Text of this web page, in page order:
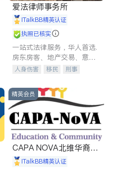
爱法律师事务所
iTalkBB精英认证
执照已核实
一站式法律服务，华人首选.
房东房客、地产交易、意外
伤害、车祸重伤、商业诉
建筑合同、刑事案件全包办
人身伤害 移民
刑事
信托/遗嘱
商业
索赔
律师-其它 保释
精英会员
CAPA NOVA北维华裔家
长会iTalkBB精英认证